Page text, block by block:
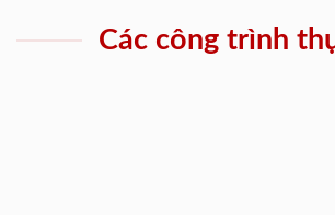
Các công trình